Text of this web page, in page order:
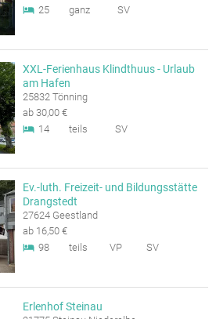
25
ganz SV
XXL-Ferienhaus Klindthuus - Urlaub
am Hafen
25832 Tönning
ab 30,00 €
14
teils SV
Ev.-luth. Freizeit- und Bildungsstätte
Drangstedt
27624 Geestland
ab 16,50 €
98
teils VP SV
Erlenhof Steinau